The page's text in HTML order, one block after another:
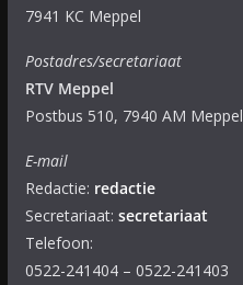
7941 KC Meppel
Postadres/secretariaat
RTV Meppel
Postbus 510, 7940 AM Meppel
E-mail
Redactie: redactie
Secretariaat: secretariaat
Telefoon:
0522-241404 – 0522-241403